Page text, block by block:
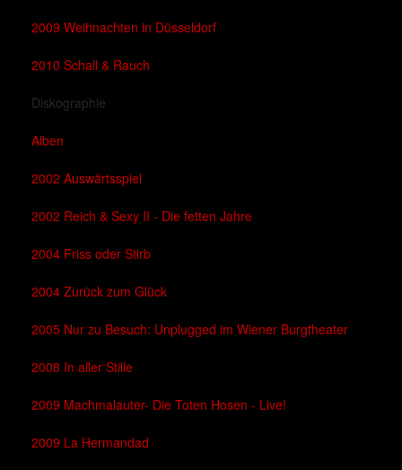
2009 Weihnachten in Düsseldorf
2010 Schall & Rauch
Diskographie
Alben
2002 Auswärtsspiel
2002 Reich & Sexy II - Die fetten Jahre
2004 Friss oder Stirb
2004 Zurück zum Glück
2005 Nur zu Besuch: Unplugged im Wiener Burgtheater
2008 In aller Stille
2009 Machmalauter- Die Toten Hosen - Live!
2009 La Hermandad